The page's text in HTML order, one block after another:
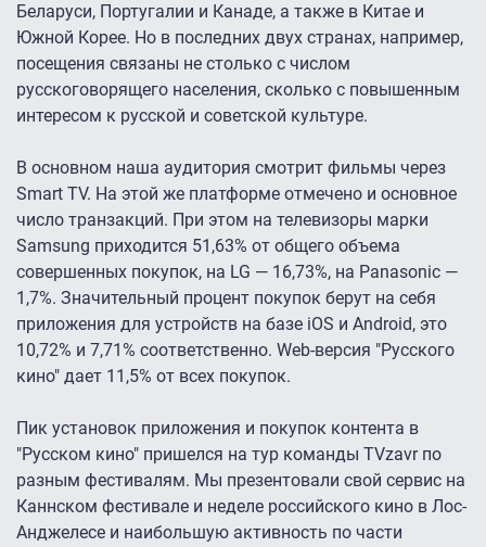
Беларуси, Португалии и Канаде, а также в Китае и
Южной Корее. Но в последних двух странах, например,
посещения связаны не столько с числом
русскоговорящего населения, сколько с повышенным
интересом к русской и советской культуре.
В основном наша аудитория смотрит фильмы через
Smart TV. На этой же платформе отмечено и основное
число транзакций. При этом на телевизоры марки
Samsung приходится 51,63% от общего объема
совершенных покупок, на LG — 16,73%, на Panasonic —
1,7%. Значительный процент покупок берут на себя
приложения для устройств на базе iOS и Android, это
10,72% и 7,71% соответственно. Web-версия "Русского
кино" дает 11,5% от всех покупок.
Пик установок приложения и покупок контента в
"Русском кино" пришелся на тур команды TVzavr по
разным фестивалям. Мы презентовали свой сервис на
Каннском фестивале и неделе российского кино в Лос-
Анджелесе и наибольшую активность по части